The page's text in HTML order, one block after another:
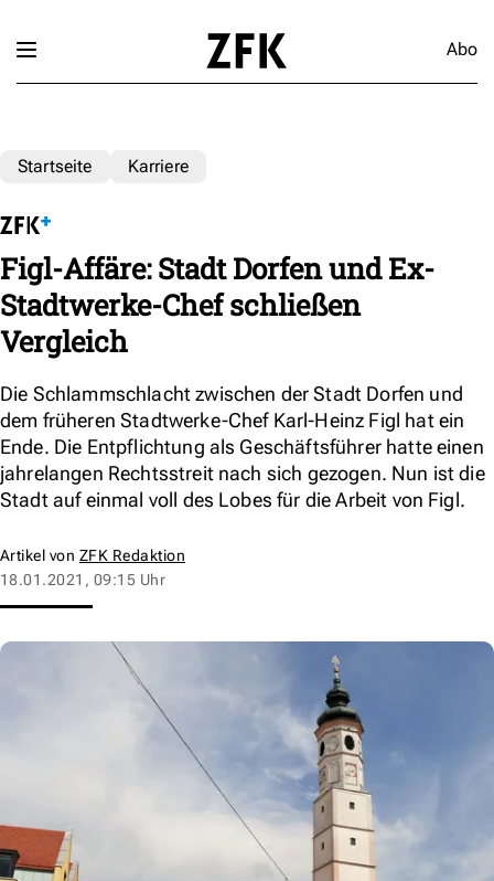
Abo
Startseite Karriere
Figl-Affäre: Stadt Dorfen und Ex-
Stadtwerke-Chef schließen
Vergleich
Die Schlammschlacht zwischen der Stadt Dorfen und
dem früheren Stadtwerke-Chef Karl-Heinz Figl hat ein
Ende. Die Entpflichtung als Geschäftsführer hatte einen
jahrelangen Rechtsstreit nach sich gezogen. Nun ist die
Stadt auf einmal voll des Lobes für die Arbeit von Figl.
Artikel von ZFK Redaktion
18.01.2021, 09:15 Uhr